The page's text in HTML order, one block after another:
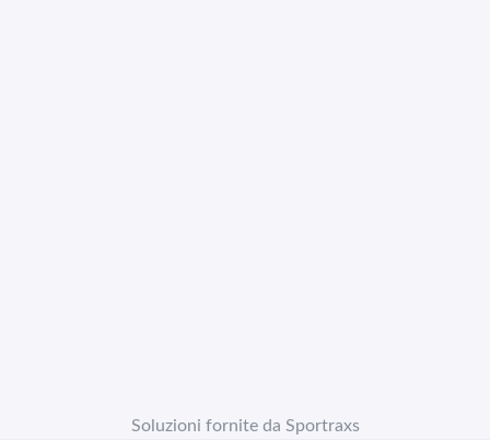
Soluzioni fornite da Sportraxs